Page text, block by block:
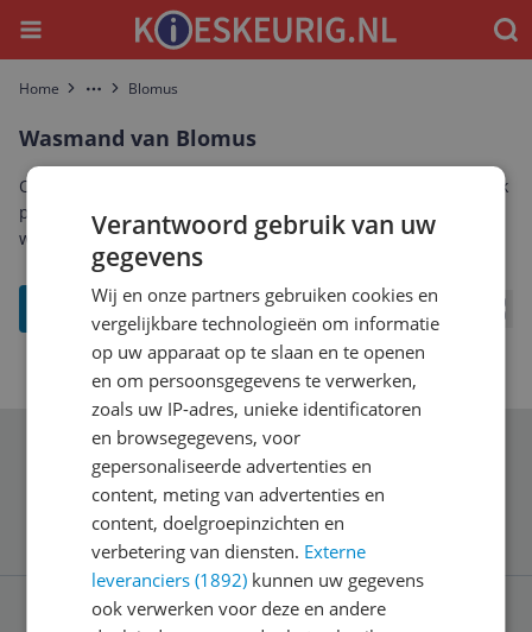
Menu
Home More Blomus
Wasmand van Blomus
Ontdek het complete aanbod wasmand van Blomus. Vergelijk
prijzen, specificaties en reviews om de beste Blomus
wasmand te vinden die bij jou past.
Schrijf je in voor onze nieuwsbrief
Verantwoord gebruik van uw
gegevens
Wij en onze partners gebruiken cookies en
vergelijkbare technologieën om informatie
op uw apparaat op te slaan en te openen
en om persoonsgegevens te verwerken,
zoals uw IP-adres, unieke identificatoren
en browsegegevens, voor
gepersonaliseerde advertenties en
content, meting van advertenties en
content, doelgroepinzichten en
verbetering van diensten. Externe
leveranciers (1892) kunnen uw gegevens
ook verwerken voor deze en andere